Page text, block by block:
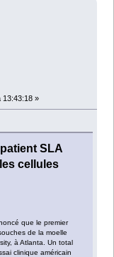
13:43:18 »
SLA
cellules
que le premier
de la moelle
à Atlanta. Un total
clinique américain